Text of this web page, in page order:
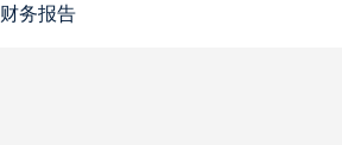
财务报告